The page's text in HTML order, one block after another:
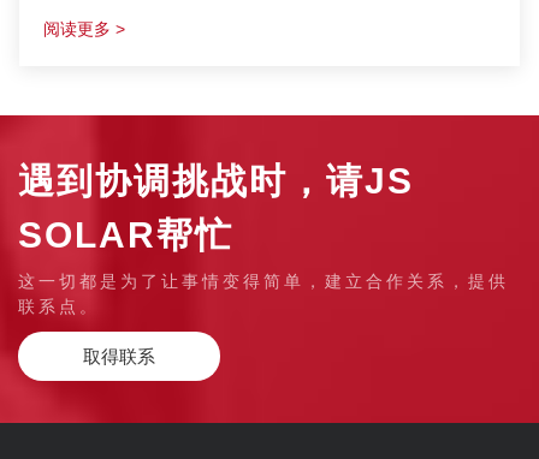
阅读更多 >
遇到协调挑战时，请JS
SOLAR帮忙
这一切都是为了让事情变得简单，建立合作关系，提供
联系点。
取得联系